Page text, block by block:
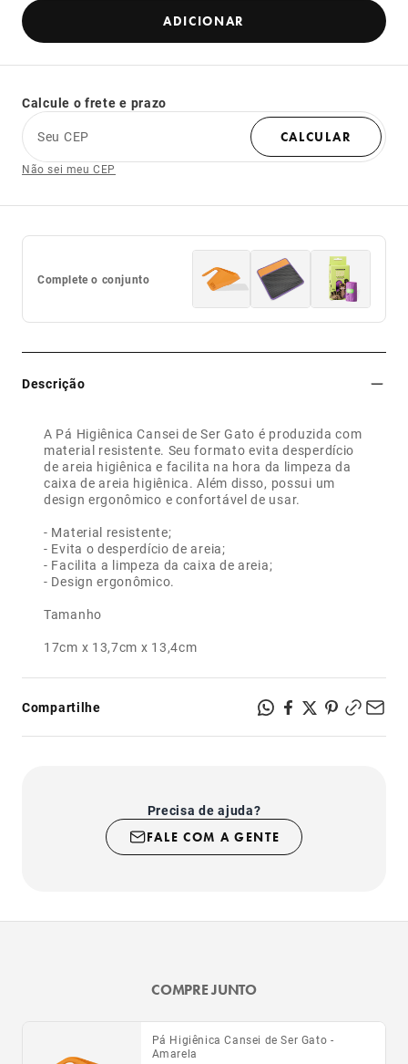
ADICIONAR
Calcule o frete e prazo
Seu CEP
CALCULAR
Não sei meu CEP
Complete o conjunto
Descrição
A Pá Higiênica Cansei de Ser Gato é produzida com
material resistente. Seu formato evita desperdício
de areia higiênica e facilita na hora da limpeza da
caixa de areia higiênica. Além disso, possui um
design ergonômico e confortável de usar.
- Material resistente;
- Evita o desperdício de areia;
- Facilita a limpeza da caixa de areia;
- Design ergonômico.
Tamanho
17cm x 13,7cm x 13,4cm
Compartilhe
Precisa de ajuda?
FALE COM A GENTE
COMPRE JUNTO
Pá Higiênica Cansei de Ser Gato -
Amarela